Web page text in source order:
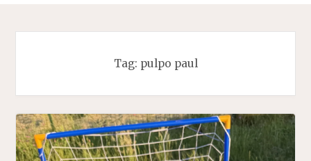
Tag: pulpo paul